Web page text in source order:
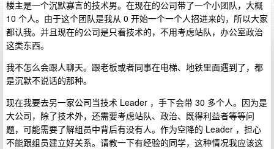
楼主是一个沉默寡言的技术男。在现在的公司带了一个小团队，大概
10 个人。由于这个团队是我从 0 开始一个一个人招进来的，所以大家
都认我。并且现在的公司是只看技术的，不用考虑站队，办公室政治
这类东西。
我不怎么会跟人聊天。跟老板或者同事在电梯、地铁里面遇到了，都
是沉默不说话的那种。
现在我要去另一家公司当技术 Leader ，手下会带 30 多个人。因为是
大公司，除了技术外，还需要考虑站队、政治、既得利益者等等问
题，可能需要了解组员中背后有没有人。作为空降的 Leader ，担心
不能跟组员建立好关系。请教一下有经验的同学，这种情况我应该这